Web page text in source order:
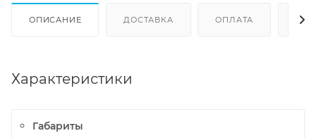
ОПИСАНИЕ ДОСТАВКА ОПЛАТА
Характеристики
Габариты